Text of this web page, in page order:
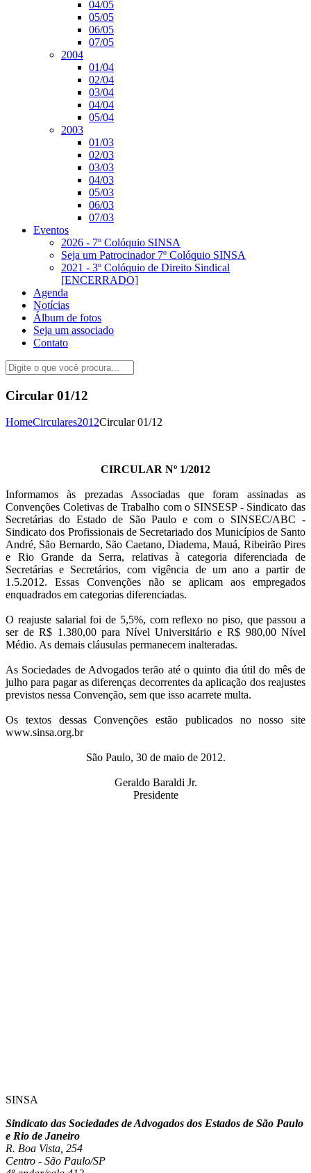
04/05
05/05
06/05
07/05
2004
01/04
02/04
03/04
04/04
05/04
2003
01/03
02/03
03/03
04/03
05/03
06/03
07/03
Eventos
2026 - 7º Colóquio SINSA
Seja um Patrocinador 7º Colóquio SINSA
2021 - 3º Colóquio de Direito Sindical
[ENCERRADO]
Agenda
Notícias
Álbum de fotos
Seja um associado
Contato
Circular 01/12
HomeCirculares2012Circular 01/12
CIRCULAR Nº 1/2012
Informamos às prezadas Associadas que foram assinadas as
Convenções Coletivas de Trabalho com o SINSESP - Sindicato das
Secretárias do Estado de São Paulo e com o SINSEC/ABC -
Sindicato dos Profissionais de Secretariado dos Municípios de Santo
André, São Bernardo, São Caetano, Diadema, Mauá, Ribeirão Pires
e Rio Grande da Serra, relativas à categoria diferenciada de
Secretárias e Secretários, com vigência de um ano a partir de
1.5.2012. Essas Convenções não se aplicam aos empregados
enquadrados em categorias diferenciadas.
O reajuste salarial foi de 5,5%, com reflexo no piso, que passou a
ser de R$ 1.380,00 para Nível Universitário e R$ 980,00 Nível
Médio. As demais cláusulas permanecem inalteradas.
As Sociedades de Advogados terão até o quinto dia útil do mês de
julho para pagar as diferenças decorrentes da aplicação dos reajustes
previstos nessa Convenção, sem que isso acarrete multa.
Os textos dessas Convenções estão publicados no nosso site
www.sinsa.org.br
São Paulo, 30 de maio de 2012.
Geraldo Baraldi Jr.
Presidente
SINSA
Sindicato das Sociedades de Advogados dos Estados de São Paulo
e Rio de Janeiro
R. Boa Vista, 254
Centro - São Paulo/SP